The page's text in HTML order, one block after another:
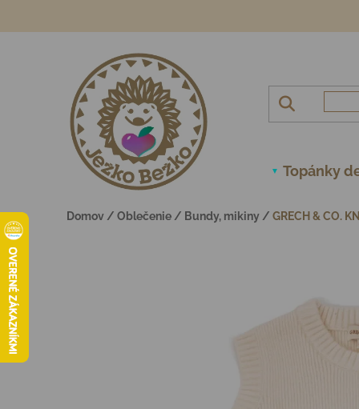
Topánky
Domov / Oblečenie / Bundy, mikiny / GRECH & CO.